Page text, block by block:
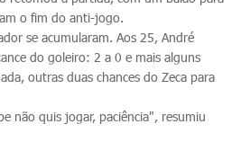
o fim do anti-jogo.
se acumularam. Aos 25, André
do goleiro: 2 a 0 e mais alguns
outras duas chances do Zeca para
não quis jogar, paciência", resumiu